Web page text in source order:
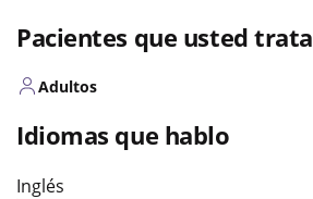
Pacientes que usted trata
Adultos
Idiomas que hablo
Inglés